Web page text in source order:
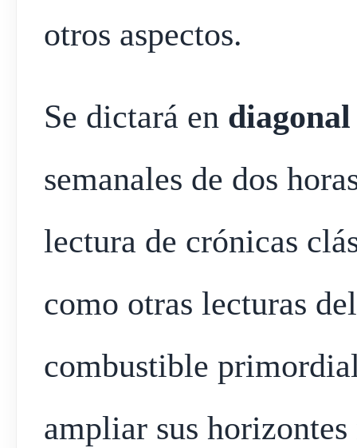
otros aspectos.
Se dictará en diagonal
semanales de dos
lectura de crónicas
como otras lecturas
combustible
ampliar sus